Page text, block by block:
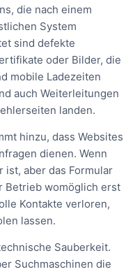
die nach einem
System
sind defekte
oder Bilder, die
mobile Ladezeiten
auch Weiterleitungen
landen.
hinzu, dass Websites
dienen. Wenn
ist, aber das Formular
Betrieb womöglich erst
Kontakte verloren,
lassen.
Sauberkeit.
Suchmaschinen die